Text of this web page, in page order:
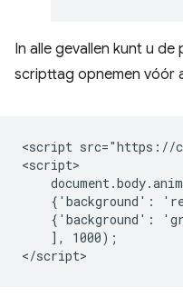
In alle gevallen kunt u de
scripttag opnemen vóór
<script src="https://
<script>
{'background':
{'background':
    ], 1000);